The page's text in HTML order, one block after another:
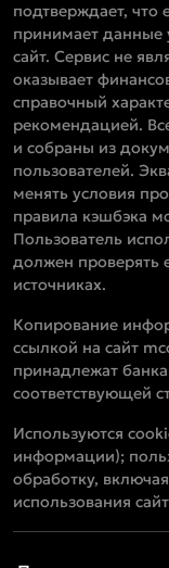
подтверждает, что
принимает данные
сайт. Сервис не
оказывает
справочный
рекомендацией.
и собраны из
пользователей.
менять условия
правила кэшбэка
Пользователь
должен проверять
источниках.
Копирование
ссылкой на сайт
принадлежат
соответствующей
Используются
информации);
обработку,
использования